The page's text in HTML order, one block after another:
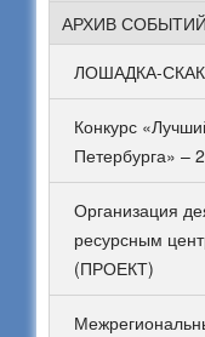
АРХИВ СОБЫТИЙ
ЛОШАДКА-
Конкурс
Петербурга» –
Организация
ресурсным
(ПРОЕКТ)